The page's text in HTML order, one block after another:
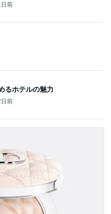
日前
るホテルの魅力
前